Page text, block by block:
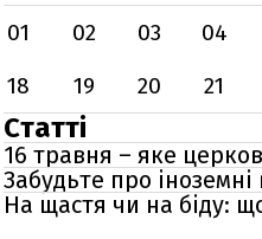
01
02 03 04
18
19 20 21
Статті
16 травня – яке
Забудьте про іноземні
На щастя чи на біду: